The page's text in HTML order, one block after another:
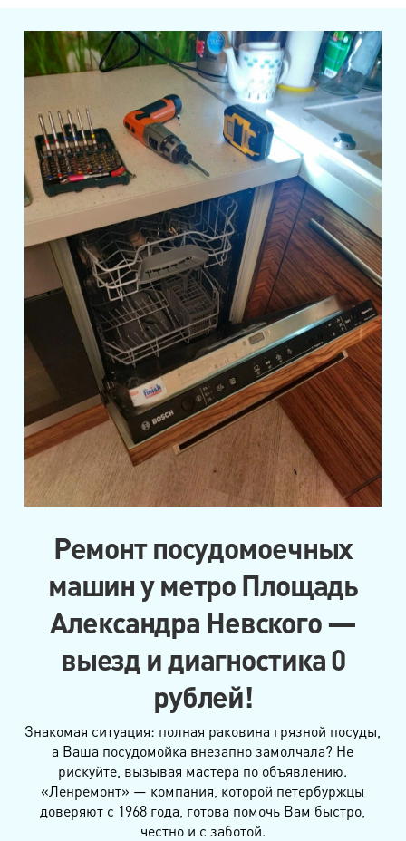
Ремонт посудомоечных
машин у метро Площадь
Александра Невского —
выезд и диагностика 0
рублей!
Знакомая ситуация: полная раковина грязной посуды,
а Ваша посудомойка внезапно замолчала? Не
рискуйте, вызывая мастера по объявлению.
«Ленремонт» — компания, которой петербуржцы
доверяют с 1968 года, готова помочь Вам быстро,
честно и с заботой.